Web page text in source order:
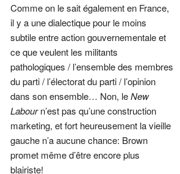
Comme on le sait également en France,
il y a une dialectique pour le moins
subtile entre action gouvernementale et
ce que veulent les militants
pathologiques / l’ensemble des membres
du parti / l’électorat du parti / l’opinion
dans son ensemble… Non, leNew
Labourn’est pas qu’une construction
marketing, et fort heureusement la vieille
gauche n’a aucune chance: Brown
promet même d’être encore plus
blairiste!